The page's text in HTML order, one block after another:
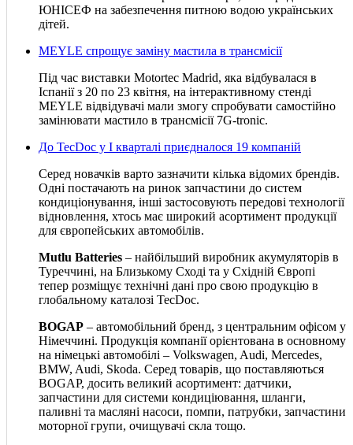
ЮНІСЕФ на забезпечення питною водою українських
дітей.
MEYLE спрощує заміну мастила в трансмісії
Під час виставки Motortec Madrid, яка відбувалася в
Іспанії з 20 по 23 квітня, на інтерактивному стенді
MEYLE відвідувачі мали змогу спробувати самостійно
замінювати мастило в трансмісії 7G-tronic.
До TecDoc у І кварталі приєдналося 19 компаній
Серед новачків варто зазначити кілька відомих брендів.
Одні постачають на ринок запчастини до систем
кондиціонування, інші застосовують передові технології
відновлення, хтось має широкий асортимент продукції
для європейських автомобілів.
Mutlu Batteries – найбільший виробник акумуляторів в
Туреччині, на Близькому Сході та у Східній Європі
тепер розміщує технічні дані про свою продукцію в
глобальному каталозі TecDoc.
BOGAP – автомобільний бренд, з центральним офісом у
Німеччині. Продукція компанії орієнтована в основному
на німецькі автомобілі – Volkswagen, Audi, Mercedes,
BMW, Audi, Skoda. Серед товарів, що поставляються
BOGAP, досить великий асортимент: датчики,
запчастини для системи кондиціювання, шланги,
паливні та масляні насоси, помпи, патрубки, запчастини
моторної групи, очищувачі скла тощо.